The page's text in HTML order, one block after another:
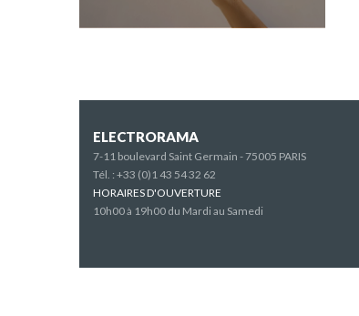
ELECTRORAMA
7-11 boulevard Saint Germain - 75005 PARIS
Tél. : +33 (0)1 43 54 32 62
HORAIRES D'OUVERTURE
10h00 à 19h00 du Mardi au Samedi